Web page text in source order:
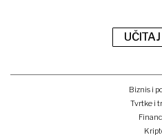
Biznis i
Tvrtke i